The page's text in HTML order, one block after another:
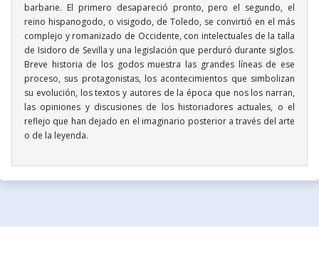
barbarie. El primero desapareció pronto, pero el segundo, el
reino hispanogodo, o visigodo, de Toledo, se convirtió en el más
complejo y romanizado de Occidente, con intelectuales de la talla
de Isidoro de Sevilla y una legislación que perduró durante siglos.
Breve historia de los godos muestra las grandes líneas de ese
proceso, sus protagonistas, los acontecimientos que simbolizan
su evolución, los textos y autores de la época que nos los narran,
las opiniones y discusiones de los historiadores actuales, o el
reflejo que han dejado en el imaginario posterior a través del arte
o de la leyenda.